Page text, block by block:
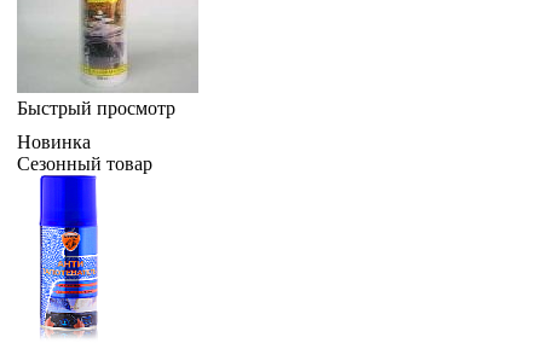
Быстрый просмотр
Новинка
Сезонный товар